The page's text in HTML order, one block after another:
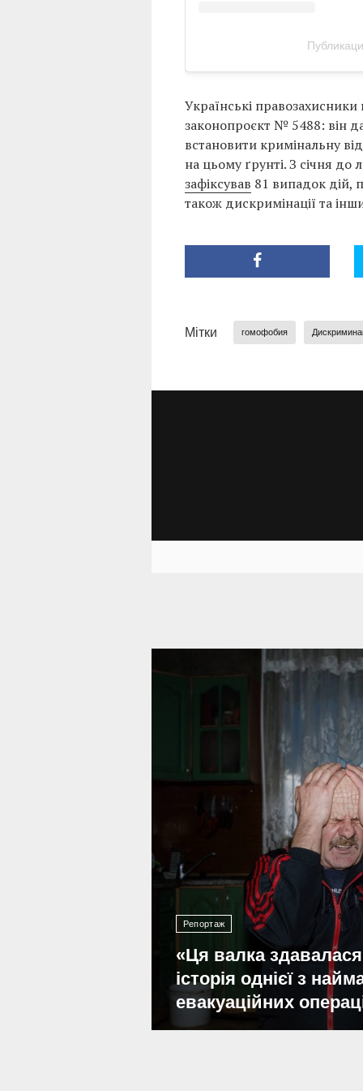
Українські
законопроєкт № 5488: він
встановити кримінальну
на цьому ґрунті. З січня
зафіксував 81 випадок дій,
також дискримінації та
Мітки гомофобия
Репортаж
«Ця валка
історія однієї з
евакуаційних